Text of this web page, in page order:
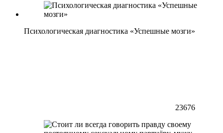
Психологическая диагностика «Успешные мозги»
23676